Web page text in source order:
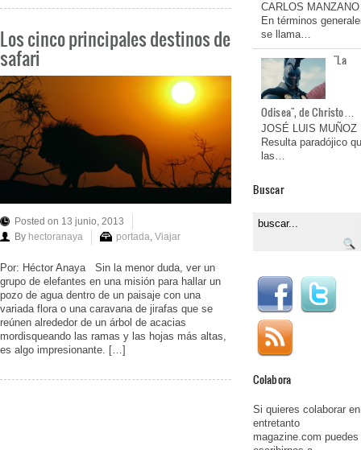
Los cinco principales destinos de
safari
Posted on 13 junio, 2013
By hectoranaya portada, Viajar
Por: Héctor Anaya Sin la menor duda, ver un
grupo de elefantes en una misión para hallar un
pozo de agua dentro de un paisaje con una
variada flora o una caravana de jirafas que se
reúnen alrededor de un árbol de acacias
mordisqueando las ramas y las hojas más altas,
es algo impresionante. […]
CARLOS MANZANO
En términos
se llama…
"La
Odisea", de Christo…
JOSÉ LUIS MUÑOZ
Resulta paradójico
las…
Buscar
Colabora
Si quieres colaborar en
entretanto
magazine.com puedes